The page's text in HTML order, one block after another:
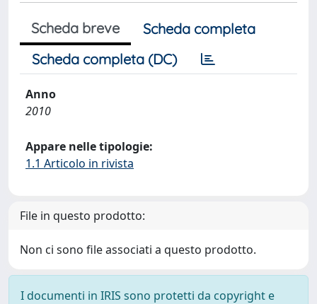
Scheda breve
Scheda completa
Scheda completa (DC)
Anno
2010
Appare nelle tipologie:
1.1 Articolo in rivista
File in questo prodotto:
Non ci sono file associati a questo prodotto.
I documenti in IRIS sono protetti da copyright e